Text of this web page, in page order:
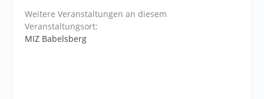
Weitere Veranstaltungen an diesem
Veranstaltungsort:
MIZ Babelsberg